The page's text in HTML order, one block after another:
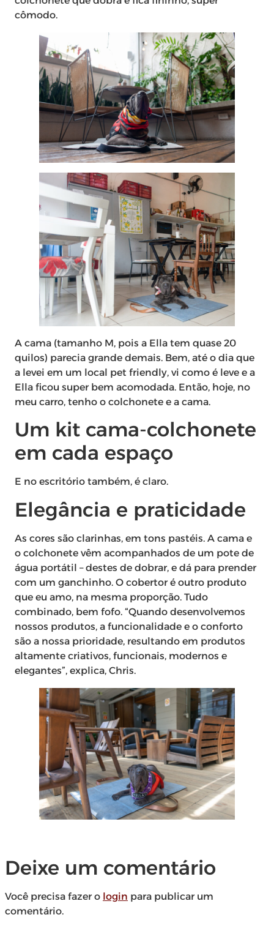
cômodo.
A cama (tamanho M, pois a Ella tem quase 20
quilos) parecia grande demais. Bem, até o dia que
a levei em um local pet friendly, vi como é leve e a
Ella ficou super bem acomodada. Então, hoje, no
meu carro, tenho o colchonete e a cama.
Um kit cama-colchonete
em cada espaço
E no escritório também, é claro.
Elegância e praticidade
As cores são clarinhas, em tons pastéis. A cama e
o colchonete vêm acompanhados de um pote de
água portátil – destes de dobrar, e dá para prender
com um ganchinho. O cobertor é outro produto
que eu amo, na mesma proporção. Tudo
combinado, bem fofo. “Quando desenvolvemos
nossos produtos, a funcionalidade e o conforto
são a nossa prioridade, resultando em produtos
altamente criativos, funcionais, modernos e
elegantes”, explica, Chris.
Deixe um comentário
Você precisa fazer o login para publicar um
comentário.